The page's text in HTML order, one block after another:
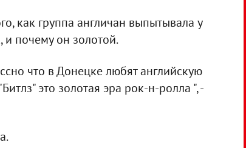
как группа англичан выпытывала у
и почему он золотой.
что в Донецке любят английскую
это золотая эра рок-н-ролла ", -